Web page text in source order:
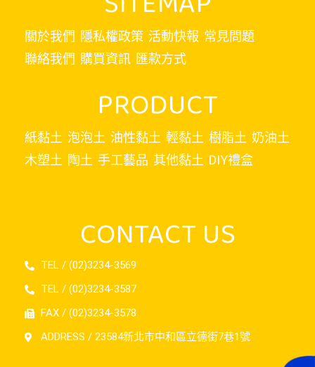
關於我們 隱私權政策 活動快報 常見問題
聯絡我們 購買資訊 匯款方式
PRODUCT
紙黏土 泡泡土 油性黏土 輕黏土 樹脂土 奶油土
木塑土 陶土 手工藝品 其他黏土 DIY禮盒
CONTACT US
TEL / (02)3234-3569
TEL / (02)3234-3587
FAX / (02)3234-3578
ADDRESS / 23584新北市中和區立德街7巷1號